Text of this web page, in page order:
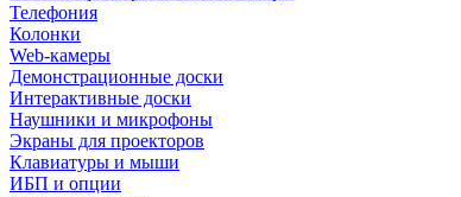
Телефония
Колонки
Web-камеры
Демонстрационные доски
Интерактивные доски
Наушники и микрофоны
Экраны для проекторов
Клавиатуры и мыши
ИБП и опции